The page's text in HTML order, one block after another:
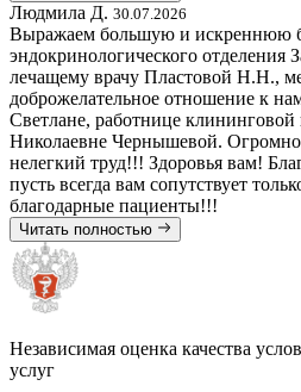
Людмила Д. 30.07.2026
Выражаем большую и искреннюю
эндокринологического
лечащему врачу Пластовой Н.Н.,
доброжелательное отношение к
Светлане, работнице
Николаевне Чернышевой.
нелегкий труд!!! Здоровья вам!
пусть всегда вам сопутствует
благодарные пациенты!!!
Читать полностью
Оставить отзыв
Независимая оценка качества
услуг